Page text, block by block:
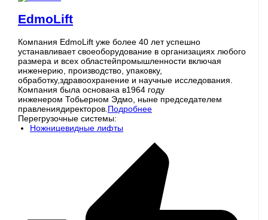
EdmoLift
Компания EdmoLift уже более 40 лет успешно
устанавливает своеоборудование в организациях любого
размера и всех областейпромышленности включая
инженерию, производство, упаковку,
обработку,здравоохранение и научные исследования.
Компания была основана в1964 году
инженером Тобьерном Эдмо, ныне председателем
правлениядиректоров. Подробнее
Перегрузочные системы:
Ножницевидные лифты